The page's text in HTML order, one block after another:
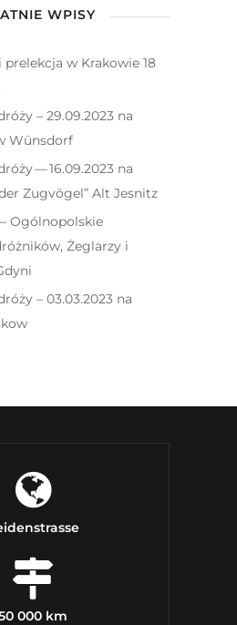
WPISY
prelekcja w Krakowie 18
– 29.09.2023 na
Wünsdorf
— 16.09.2023 na
Zugvögel” Alt Jesnitz
Ogólnopolskie
Żeglarzy i
– 03.03.2023 na
000 km